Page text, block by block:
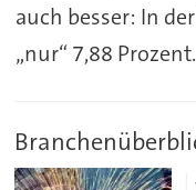
auch besser: In
„nur“ 7,88 Prozent.